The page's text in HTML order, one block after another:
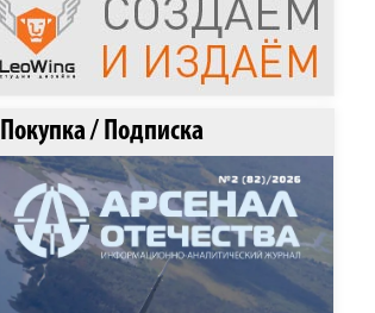
Покупка / Подписка